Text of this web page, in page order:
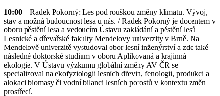
10:00 – Radek Pokorný: Les pod rouškou změny klimatu. Vývoj,
stav a možná budoucnost lesa u nás. / Radek Pokorný je docentem v
oboru pěstění lesa a vedoucím Ústavu zakládání a pěstění lesů
Lesnické a dřevařské fakulty Mendelovy univerzity v Brně. Na
Mendelově univerzitě vystudoval obor lesní inženýrství a zde také
následné doktorské studium v oboru Aplikovaná a krajinná
ekologie. V Ústavu výzkumu globální změny AV ČR se
specializoval na ekofyziologii lesních dřevin, fenologii, produkci a
alokaci biomasy či vodní bilanci lesních porostů v kontextu změn
prostředí.